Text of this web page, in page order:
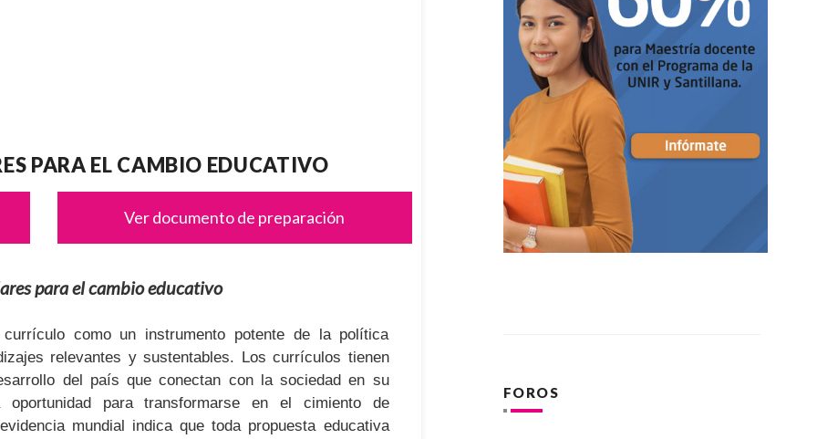
PARA EL CAMBIO EDUCATIVO
Ver documento de preparación
para el cambio educativo
como un instrumento potente de la política
relevantes y sustentables. Los currículos tienen
del país que conectan con la sociedad en su
para transformarse en el cimiento de
mundial indica que toda propuesta educativa
FOROS